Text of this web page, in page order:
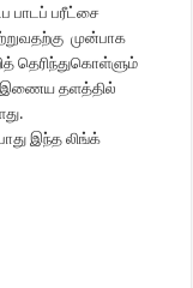
பாடப் பரீட்சை
முன்பாக
தெரிந்துகொள்ளும்
இணைய தளத்தில்
இந்த லிங்க்